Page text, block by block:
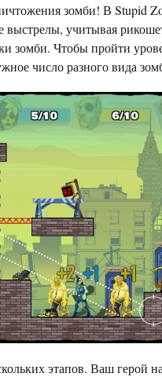
зомби! В Stupid
учитывая
зомби. Чтобы пройти
число разного вида
этапов. Ваш герой